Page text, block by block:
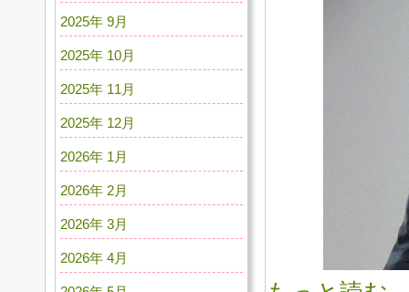
2025年 9月
2025年 10月
2025年 11月
2025年 12月
2026年 1月
2026年 2月
2026年 3月
2026年 4月